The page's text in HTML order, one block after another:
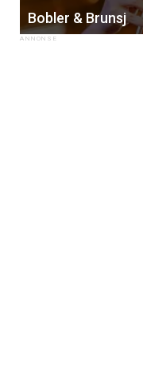
Bobler & Brunsj